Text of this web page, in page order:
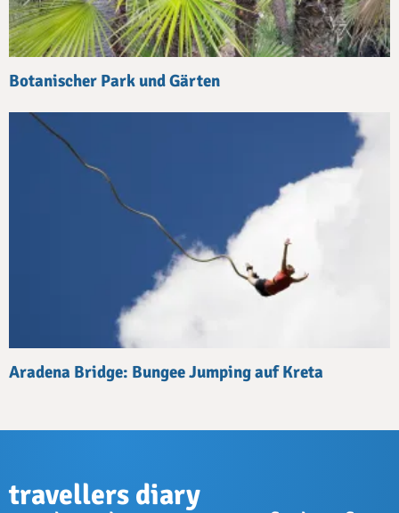
Botanischer Park und Gärten
Aradena Bridge: Bungee Jumping auf Kreta
travellers diary